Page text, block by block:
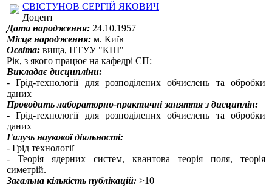
СВІСТУНОВ СЕРГІЙ ЯКОВИЧ
Доцент
Дата народження: 24.10.1957
Місце народження: м. Київ
Освіта: вища, НТУУ "КПІ"
Рік, з якого працює на кафедрі СП:
Викладає дисципліни:
- Грід-технології для розподілених обчислень та обробки
даних
Проводить лабораторно-практичні заняття з дисциплін:
- Грід-технології для розподілених обчислень та обробки
даних
Галузь наукової діяльності:
- Грід технології
- Теорія ядерних систем, квантова теорія поля, теорія
симетрій.
Загальна кількість публікацій: >10